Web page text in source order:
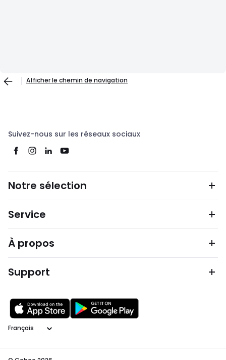
Afficher le chemin de navigation
Suivez-nous sur les réseaux sociaux
Notre sélection
Service
À propos
Support
Langage